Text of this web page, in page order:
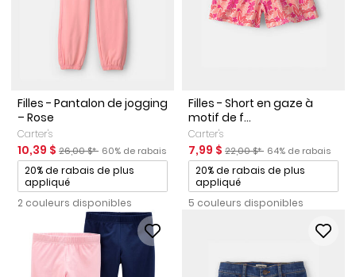
Filles - Pantalon de jogging
– Rose
Carter's
Prix de solde
10,39 $ Prix ​​de détail suggéré par le fabricant
26,00 $* Pourcentage de rabais
60% de rabais
Promotions
20% de rabais de plus
appliqué
2 couleurs disponibles
Filles - Short en gaze à
motif de f...
Carter's
Prix de solde
7,99 $ Prix ​​de détail suggéré par le
22,00 $* Pourcentage de
64% de rabais
Promotions
20% de rabais de plus
appliqué
5 couleurs disponibles